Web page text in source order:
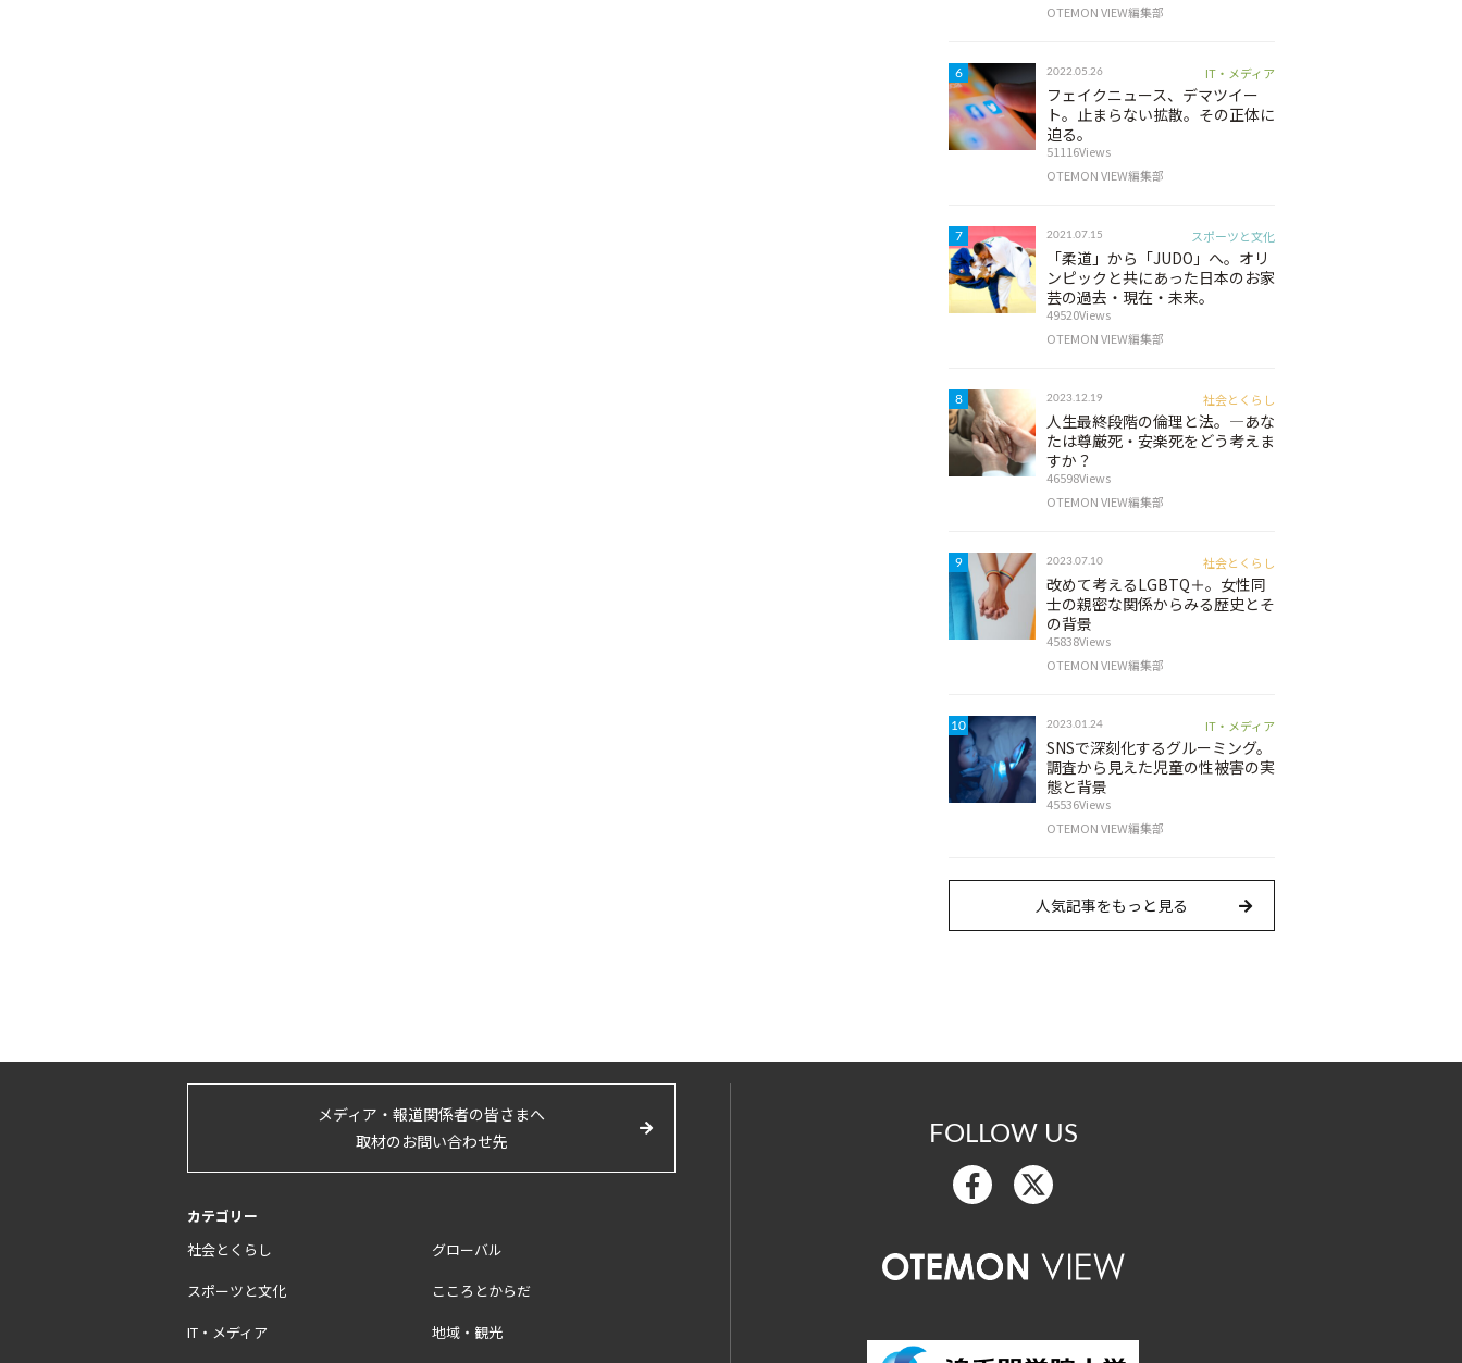
OTEMON VIEW編集部
6 2022.05.26 IT・メディア
フェイクニュース、デマツイー
ト。止まらない拡散。その正体に
迫る。
51116Views
OTEMON VIEW編集部
7 2021.07.15 スポーツと文化
「柔道」から「JUDO」へ。オリ
ンピックと共にあった日本のお家
芸の過去・現在・未来。
49520Views
OTEMON VIEW編集部
8 2023.12.19 社会とくらし
人生最終段階の倫理と法。―あな
たは尊厳死・安楽死をどう考えま
すか？
46598Views
OTEMON VIEW編集部
9 2023.07.10 社会とくらし
改めて考えるLGBTQ＋。女性同
士の親密な関係からみる歴史とそ
の背景
45838Views
OTEMON VIEW編集部
10 2023.01.24 IT・メディア
SNSで深刻化するグルーミング。
調査から見えた児童の性被害の実
態と背景
45536Views
OTEMON VIEW編集部
人気記事をもっと見る
メディア・報道関係者の皆さまへ
取材のお問い合わせ先
カテゴリー
社会とくらし
グローバル
スポーツと文化
こころとからだ
IT・メディア
地域・観光
FOLLOW US